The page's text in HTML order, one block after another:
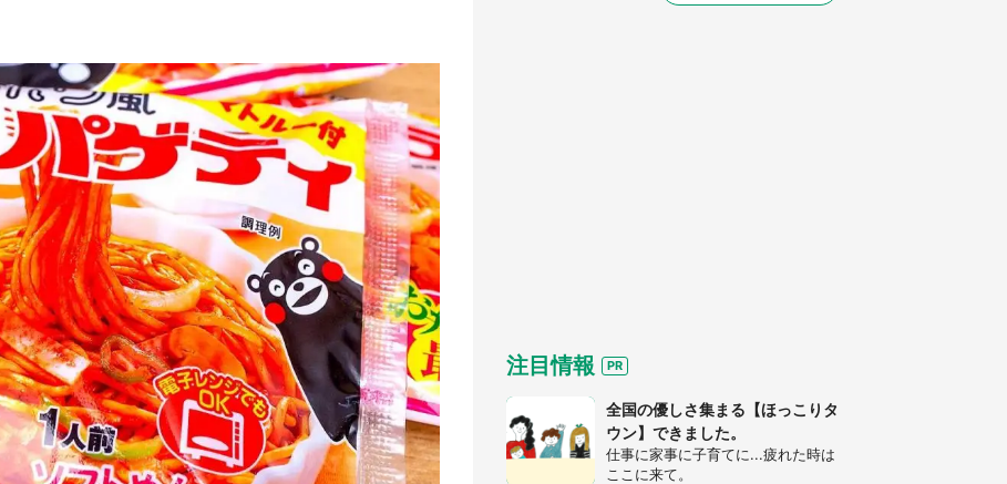
注目情報
全国の優しさ集まる【ほっこりタ
ウン】できました。
仕事に家事に子育てに...疲れた時は
ここに来て。